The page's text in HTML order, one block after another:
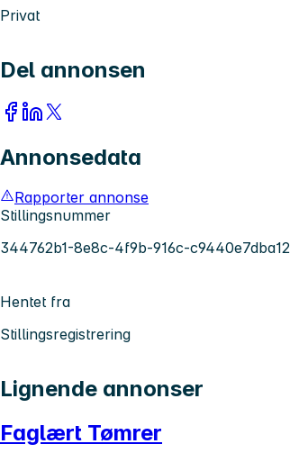
Privat
Del annonsen
Annonsedata
Rapporter annonse
Stillingsnummer
344762b1-8e8c-4f9b-916c-c9440e7dba12
Hentet fra
Stillingsregistrering
Lignende annonser
Faglært Tømrer